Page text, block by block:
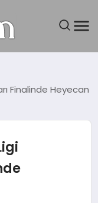
Finalinde Heyecan